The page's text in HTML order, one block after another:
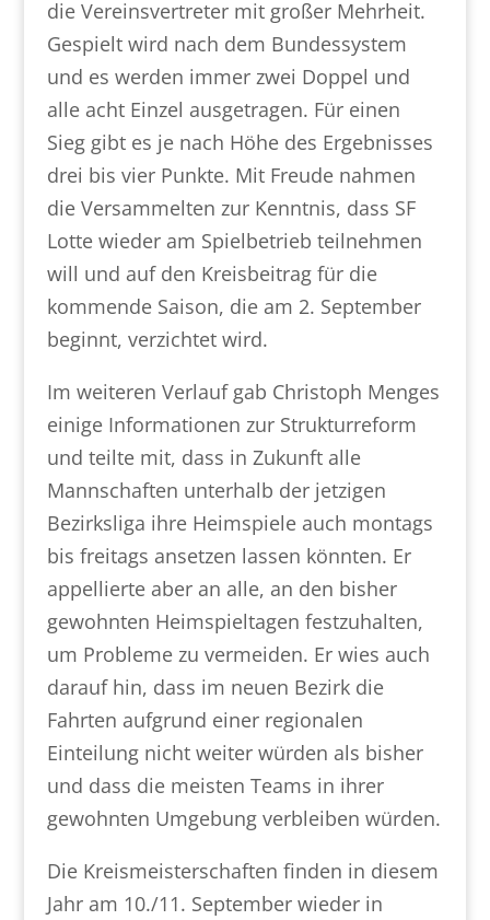
die Vereinsvertreter mit großer Mehrheit.
Gespielt wird nach dem Bundessystem
und es werden immer zwei Doppel und
alle acht Einzel ausgetragen. Für einen
Sieg gibt es je nach Höhe des Ergebnisses
drei bis vier Punkte. Mit Freude nahmen
die Versammelten zur Kenntnis, dass SF
Lotte wieder am Spielbetrieb teilnehmen
will und auf den Kreisbeitrag für die
kommende Saison, die am 2. September
beginnt, verzichtet wird.
Im weiteren Verlauf gab Christoph Menges
einige Informationen zur Strukturreform
und teilte mit, dass in Zukunft alle
Mannschaften unterhalb der jetzigen
Bezirksliga ihre Heimspiele auch montags
bis freitags ansetzen lassen könnten. Er
appellierte aber an alle, an den bisher
gewohnten Heimspieltagen festzuhalten,
um Probleme zu vermeiden. Er wies auch
darauf hin, dass im neuen Bezirk die
Fahrten aufgrund einer regionalen
Einteilung nicht weiter würden als bisher
und dass die meisten Teams in ihrer
gewohnten Umgebung verbleiben würden.
Die Kreismeisterschaften finden in diesem
Jahr am 10./11. September wieder in